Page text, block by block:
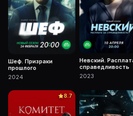
Шеф. Призраки
прошлого
2024
Невский.
справедливость
2023
8.7